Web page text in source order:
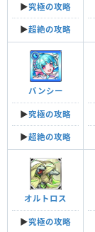
▶︎究極の攻略
▶︎超絶の攻略
バンシー
▶︎究極の攻略
▶︎超絶の攻略
オルトロス
▶︎究極の攻略